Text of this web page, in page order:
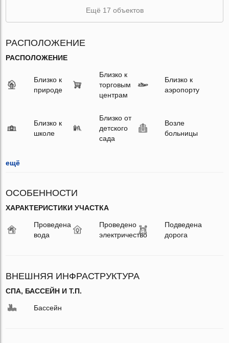
Ещё 17 объектов
РАСПОЛОЖЕНИЕ
РАСПОЛОЖЕНИЕ
Близко к
природе
Близко к
торговым
центрам
Близко к
аэропорту
Близко к
школе
Близко от
детского
сада
Возле
больницы
ещё
ОСОБЕННОСТИ
ХАРАКТЕРИСТИКИ УЧАСТКА
Проведена
вода
Проведено
электричество
Подведена
дорога
ВНЕШНЯЯ ИНФРАСТРУКТУРА
СПА, БАССЕЙН И Т.П.
Бассейн